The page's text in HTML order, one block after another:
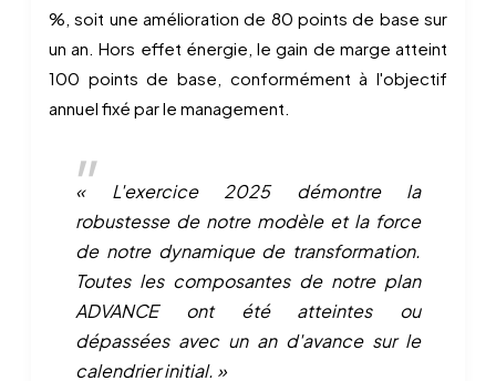
%, soit une amélioration de 80 points de base sur
un an. Hors effet énergie, le gain de marge atteint
100 points de base, conformément à l'objectif
annuel fixé par le management.
« L'exercice 2025 démontre la
robustesse de notre modèle et la force
de notre dynamique de transformation.
Toutes les composantes de notre plan
ADVANCE ont été atteintes ou
dépassées avec un an d'avance sur le
calendrier initial. »